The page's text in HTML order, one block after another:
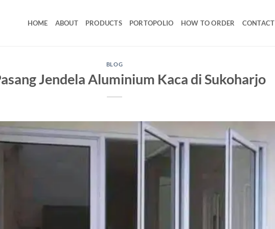
HOME ABOUT PRODUCTS PORTOPOLIO HOW TO ORDER CONTACT
BLOG
Jendela Aluminium Kaca di Sukoharjo